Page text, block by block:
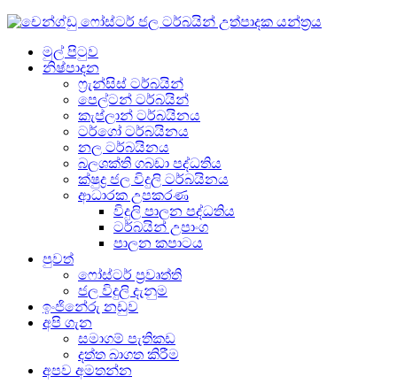
මුල් පිටුව
නිෂ්පාදන
ෆ්‍රැන්සිස් ටර්බයින්
පෙල්ටන් ටර්බයින්
කැප්ලාන් ටර්බයිනය
ටර්ගෝ ටර්බයිනය
නල ටර්බයිනය
බලශක්ති ගබඩා පද්ධතිය
ක්ෂුද්‍ර ජල විදුලි ටර්බයිනය
ආධාරක උපකරණ
විදුලි පාලන පද්ධතිය
ටර්බයින් උපාංග
පාලන කපාටය
පුවත්
ෆෝස්ටර් ප්‍රවෘත්ති
ජල විදුලි දැනුම
ඉංජිනේරු නඩුව
අපි ගැන
සමාගම් පැතිකඩ
දත්ත බාගත කිරීම
අපව අමතන්න